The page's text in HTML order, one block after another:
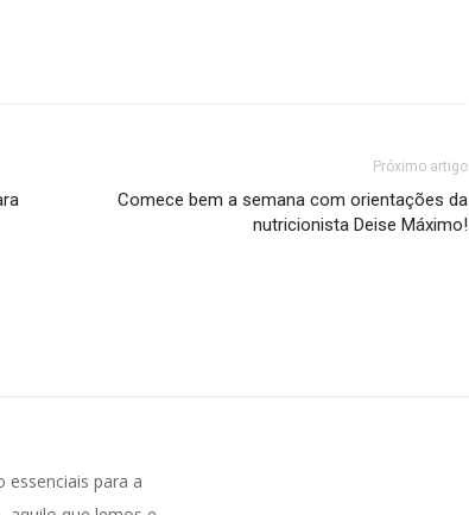
Próximo artigo
Comece bem a semana com orientações da
nutricionista Deise Máximo!
essenciais para a